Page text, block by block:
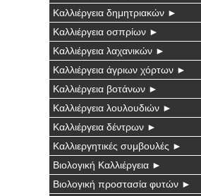
Καλλιέργεια δημητριακών ►
Καλλιέργεια οσπρίων ►
Καλλιέργεια λαχανικών ►
Καλλιέργεια άγριων χόρτων ►
Καλλιέργεια βοτάνων ►
Καλλιέργεια λουλουδιών ►
Καλλιέργεια δέντρων ►
Καλλιεργητικές συμβουλές ►
Βιολογική Καλλιέργεια ►
Βιολογική προστασία φυτών ►